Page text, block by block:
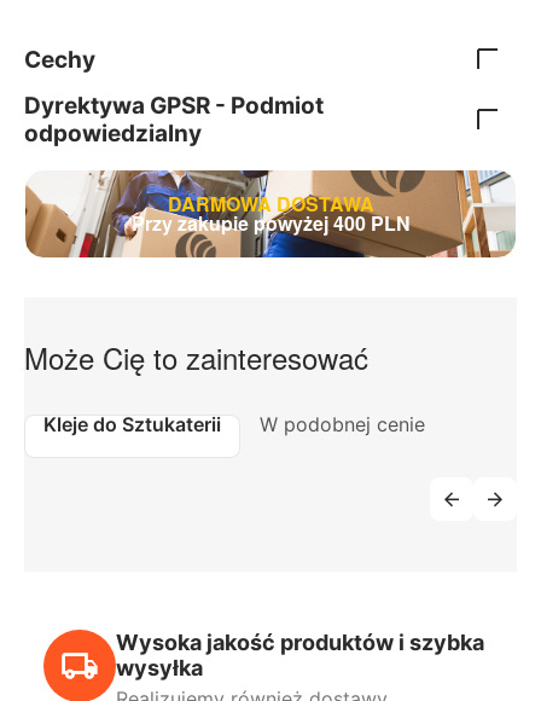
Cechy
Dyrektywa GPSR - Podmiot
odpowiedzialny
DARMOWA DOSTAWA
Przy zakupie powyżej 400 PLN
Może Cię to zainteresować
Kleje do Sztukaterii W podobnej cenie
Wysoka jakość produktów i szybka
wysyłka